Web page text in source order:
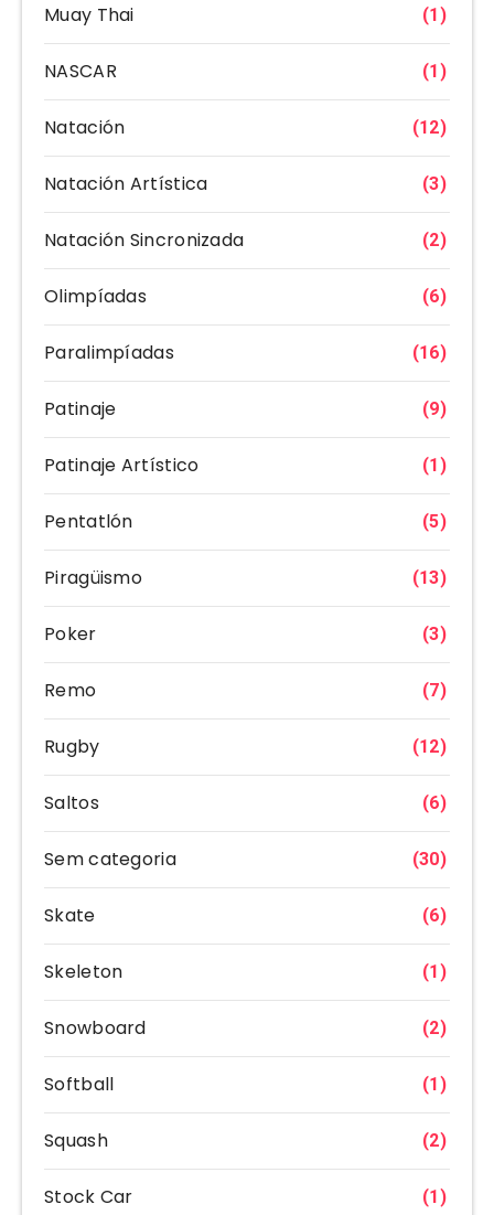
Muay Thai (1)
NASCAR (1)
Natación (12)
Natación Artística (3)
Natación Sincronizada (2)
Olimpíadas (6)
Paralimpíadas (16)
Patinaje (9)
Patinaje Artístico (1)
Pentatlón (5)
Piragüismo (13)
Poker (3)
Remo (7)
Rugby (12)
Saltos (6)
Sem categoria (30)
Skate (6)
Skeleton (1)
Snowboard (2)
Softball (1)
Squash (2)
Stock Car (1)